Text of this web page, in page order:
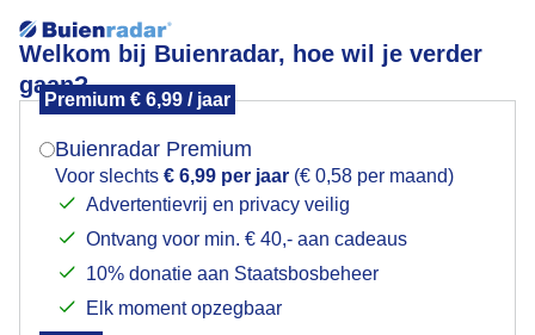
Welkom bij Buienradar, hoe wil je verder
gaan?
Premium € 6,99 / jaar
Buienradar Premium
Voor slechts € 6,99 per jaar (€ 0,58 per maand)
Advertentievrij en privacy veilig
Ontvang voor min. € 40,- aan cadeaus
10% donatie aan Staatsbosbeheer
Elk moment opzegbaar
Grondmistbanken
Mogen we je locatie gebruiken voor het
Indien je hier nog geen akkoord op hebt gegeven,
verschijnt er zo een pop-up uit je browser waarin